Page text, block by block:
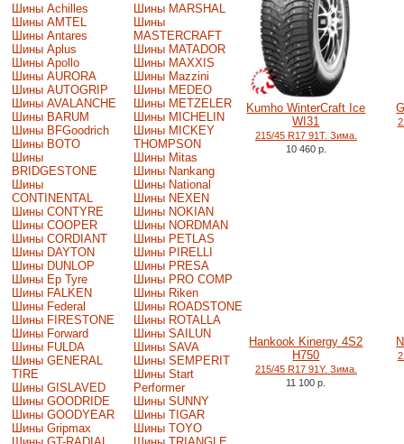
Шины Achilles
Шины AMTEL
Шины Antares
Шины Aplus
Шины Apollo
Шины AURORA
Шины AUTOGRIP
Шины AVALANCHE
Шины BARUM
Шины BFGoodrich
Шины BOTO
Шины
BRIDGESTONE
Шины
CONTINENTAL
Шины CONTYRE
Шины COOPER
Шины CORDIANT
Шины DAYTON
Шины DUNLOP
Шины Ep Tyre
Шины FALKEN
Шины Federal
Шины FIRESTONE
Шины Forward
Шины FULDA
Шины GENERAL
TIRE
Шины GISLAVED
Шины GOODRIDE
Шины GOODYEAR
Шины Gripmax
Шины MARSHAL
Шины
MASTERCRAFT
Шины MATADOR
Шины MAXXIS
Шины Mazzini
Шины MEDEO
Шины METZELER
Шины MICHELIN
Шины MICKEY
THOMPSON
Шины Mitas
Шины Nankang
Шины National
Шины NEXEN
Шины NOKIAN
Шины NORDMAN
Шины PETLAS
Шины PIRELLI
Шины PRESA
Шины PRO COMP
Шины Riken
Шины ROADSTONE
Шины ROTALLA
Шины SAILUN
Шины SAVA
Шины SEMPERIT
Шины Start
Performer
Шины SUNNY
Шины TIGAR
Шины TOYO
Kumho WinterCraft Ice
WI31
215/45 R17 91T. Зима.
10 460 р.
Hankook Kinergy 4S2
H750
215/45 R17 91Y. Зима.
11 100 р.